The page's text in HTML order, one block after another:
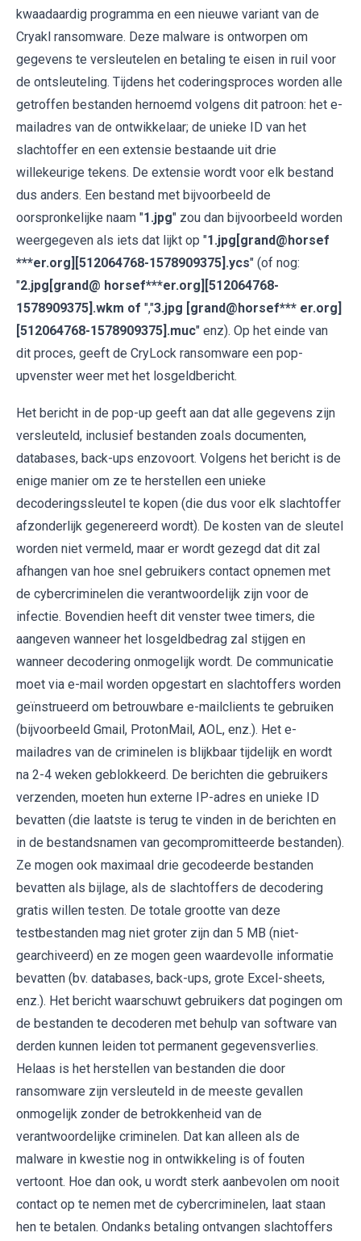
kwaadaardig programma en een nieuwe variant van de
Cryakl ransomware. Deze malware is ontworpen om
gegevens te versleutelen en betaling te eisen in ruil voor
de ontsleuteling. Tijdens het coderingsproces worden alle
getroffen bestanden hernoemd volgens dit patroon: het e-
mailadres van de ontwikkelaar; de unieke ID van het
slachtoffer en een extensie bestaande uit drie
willekeurige tekens. De extensie wordt voor elk bestand
dus anders. Een bestand met bijvoorbeeld de
oorspronkelijke naam "1.jpg" zou dan bijvoorbeeld worden
weergegeven als iets dat lijkt op "1.jpg[grand@horsef
***er.org][512064768-1578909375].ycs" (of nog:
"2.jpg[grand@ horsef***er.org][512064768-
1578909375].wkm of ","3.jpg [grand@horsef*** er.org]
[512064768-1578909375].muc" enz). Op het einde van
dit proces, geeft de CryLock ransomware een pop-
upvenster weer met het losgeldbericht.
Het bericht in de pop-up geeft aan dat alle gegevens zijn
versleuteld, inclusief bestanden zoals documenten,
databases, back-ups enzovoort. Volgens het bericht is de
enige manier om ze te herstellen een unieke
decoderingssleutel te kopen (die dus voor elk slachtoffer
afzonderlijk gegenereerd wordt). De kosten van de sleutel
worden niet vermeld, maar er wordt gezegd dat dit zal
afhangen van hoe snel gebruikers contact opnemen met
de cybercriminelen die verantwoordelijk zijn voor de
infectie. Bovendien heeft dit venster twee timers, die
aangeven wanneer het losgeldbedrag zal stijgen en
wanneer decodering onmogelijk wordt. De communicatie
moet via e-mail worden opgestart en slachtoffers worden
geïnstrueerd om betrouwbare e-mailclients te gebruiken
(bijvoorbeeld Gmail, ProtonMail, AOL, enz.). Het e-
mailadres van de criminelen is blijkbaar tijdelijk en wordt
na 2-4 weken geblokkeerd. De berichten die gebruikers
verzenden, moeten hun externe IP-adres en unieke ID
bevatten (die laatste is terug te vinden in de berichten en
in de bestandsnamen van gecompromitteerde bestanden).
Ze mogen ook maximaal drie gecodeerde bestanden
bevatten als bijlage, als de slachtoffers de decodering
gratis willen testen. De totale grootte van deze
testbestanden mag niet groter zijn dan 5 MB (niet-
gearchiveerd) en ze mogen geen waardevolle informatie
bevatten (bv. databases, back-ups, grote Excel-sheets,
enz.). Het bericht waarschuwt gebruikers dat pogingen om
de bestanden te decoderen met behulp van software van
derden kunnen leiden tot permanent gegevensverlies.
Helaas is het herstellen van bestanden die door
ransomware zijn versleuteld in de meeste gevallen
onmogelijk zonder de betrokkenheid van de
verantwoordelijke criminelen. Dat kan alleen als de
malware in kwestie nog in ontwikkeling is of fouten
vertoont. Hoe dan ook, u wordt sterk aanbevolen om nooit
contact op te nemen met de cybercriminelen, laat staan
hen te betalen. Ondanks betaling ontvangen slachtoffers